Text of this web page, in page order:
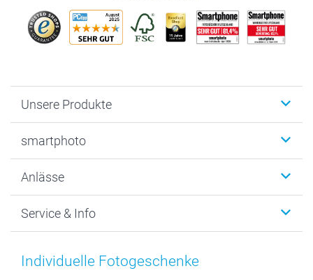
Unsere Produkte
Fotogeschenke
MyNameBook
Fotoabzüge, Fotos als Buch & Poster
Zubehör & Material
Foto-Kalender & Agenden
smartphoto
Warum smartphoto
Datenschutz
AGB
Anlässe
Neujahr
Muttertag
Service & Info
Anmelden /Registrieren
Preise und Versandkosten
Individuelle Fotogeschenke